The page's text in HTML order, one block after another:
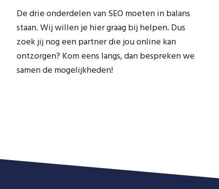
De drie onderdelen van SEO moeten in balans
staan. Wij willen je hier graag bij helpen. Dus
zoek jij nog een partner die jou online kan
ontzorgen? Kom eens langs, dan bespreken we
samen de mogelijkheden!